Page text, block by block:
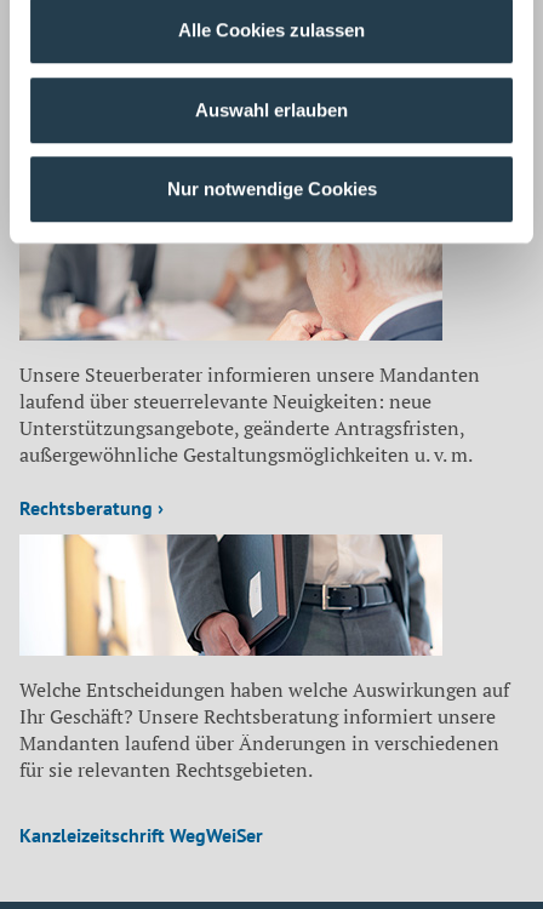
Alle Cookies zulassen
Auswahl erlauben
Nur notwendige Cookies
Unsere Wirtschaftsprüfer prüfen auch Ihren
Jahresabschluss, implementieren Risikofrüherkennungs-
und Kontrollsysteme, achten auf Compliance Regeln und
haben aktuelle Entscheidungen fest im Blick.
Unsere Steuerberater informieren unsere Mandanten
laufend über steuerrelevante Neuigkeiten: neue
Unterstützungsangebote, geänderte Antragsfristen,
außergewöhnliche Gestaltungsmöglichkeiten u. v. m.
Rechtsberatung ›
Welche Entscheidungen haben welche Auswirkungen auf
Ihr Geschäft? Unsere Rechtsberatung informiert unsere
Mandanten laufend über Änderungen in verschiedenen
für sie relevanten Rechtsgebieten.
Kanzleizeitschrift WegWeiSer